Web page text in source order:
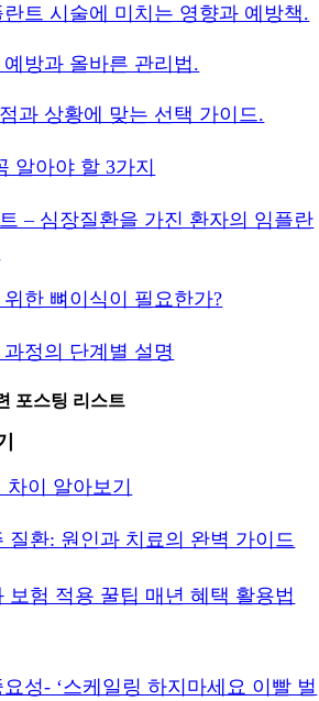
트 시술에 미치는 영향과 예방책.
방과 올바른 관리법.
과 상황에 맞는 선택 가이드.
알아야 할 3가지
– 심장질환을 가진 환자의 임플란
한 뼈이식이 필요한가?
정의 단계별 설명
포스팅 리스트
이 알아보기
환: 원인과 치료의 완벽 가이드
보험 적용 꿀팁 매년 혜택 활용법
성- ‘스케일링 하지마세요 이빨 벌